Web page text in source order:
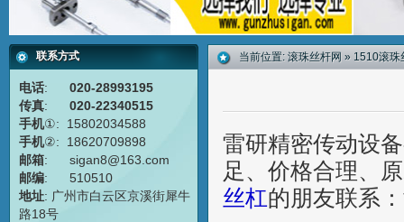
联系方式
电话: 020-28993195
传真:
020-22340515
手机①: 15802034588
手机②: 18620709898
邮箱: sigan8@163.com
邮编: 510510
地址: 广州市白云区京溪街犀牛
路18号
当前位置: 滚珠丝杆网 » 1510滚珠
雷研精密传动设
足、价格合理、
丝杠的朋友联系